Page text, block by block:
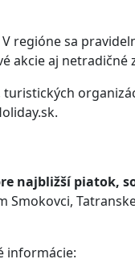
regióne sa
aj netradičné
najbližší piatok,
informácie: